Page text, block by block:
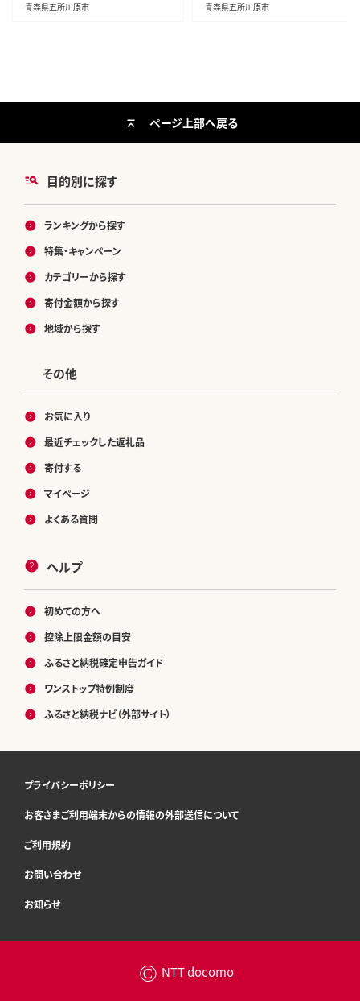
青森県五所川原市 青森県五所川原市
目的別に探す
ランキングから探す
特集・キャンペーン
カテゴリーから探す
寄付金額から探す
地域から探す
その他
お気に入り
最近チェックした返礼品
寄付する
マイページ
よくある質問
ヘルプ
初めての方へ
控除上限金額の目安
ふるさと納税確定申告ガイド
ワンストップ特例制度
ふるさと納税ナビ（外部サイト）
ページ上部へ戻る
プライバシーポリシー
お客さまご利用端末からの情報の外部送信について
ご利用規約
お問い合わせ
お知らせ
© NTT docomo